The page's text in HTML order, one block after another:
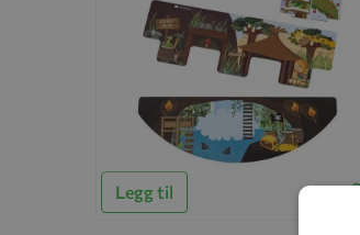
Legg til